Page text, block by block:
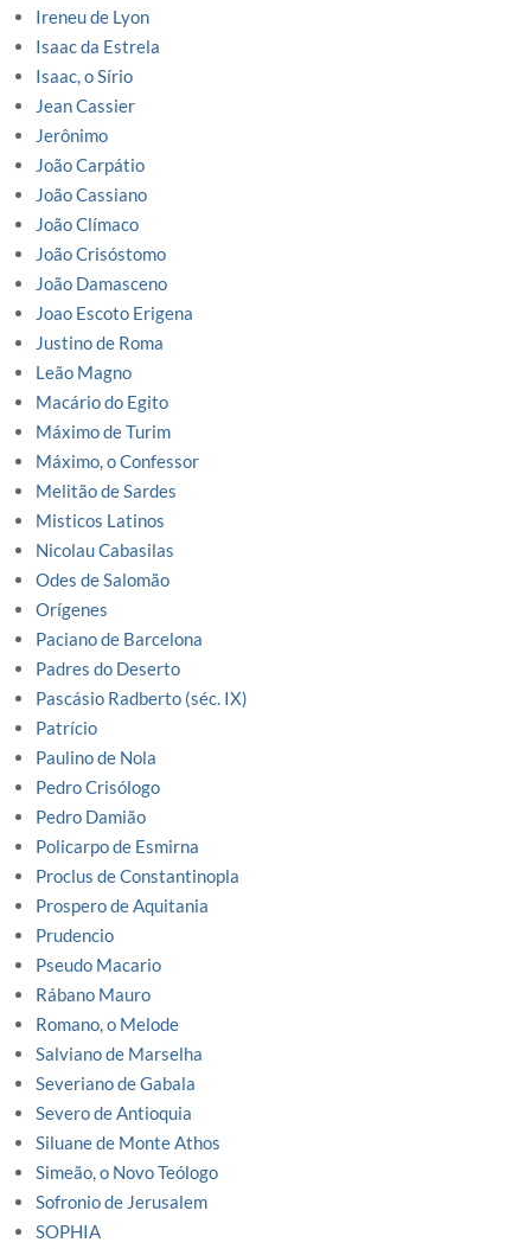
Ireneu de Lyon
Isaac da Estrela
Isaac, o Sírio
Jean Cassier
Jerônimo
João Carpátio
João Cassiano
João Clímaco
João Crisóstomo
João Damasceno
Joao Escoto Erigena
Justino de Roma
Leão Magno
Macário do Egito
Máximo de Turim
Máximo, o Confessor
Melitão de Sardes
Misticos Latinos
Nicolau Cabasilas
Odes de Salomão
Orígenes
Paciano de Barcelona
Padres do Deserto
Pascásio Radberto (séc. IX)
Patrício
Paulino de Nola
Pedro Crisólogo
Pedro Damião
Policarpo de Esmirna
Proclus de Constantinopla
Prospero de Aquitania
Prudencio
Pseudo Macario
Rábano Mauro
Romano, o Melode
Salviano de Marselha
Severiano de Gabala
Severo de Antioquia
Siluane de Monte Athos
Simeão, o Novo Teólogo
Sofronio de Jerusalem
SOPHIA